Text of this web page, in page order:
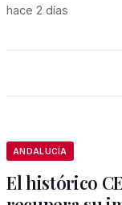
hace 2 días
ANDALUCÍA
El histórico